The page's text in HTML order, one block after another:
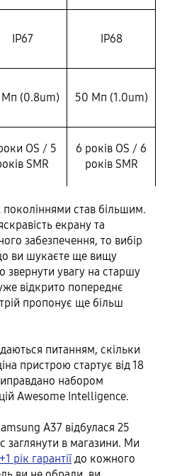
IP67 IP68
(0.8um) 50 Мп (1.0um)
OS / 5
SMR
6 років OS / 6
років SMR
став більшим.
екрану та
забезпечення, то вибір
ви шукаєте ще вищу
звернути увагу на старшу
відкрито попереднє
пропонує ще більш
питанням, скільки
пристрою стартує від 18
набором
Awesome Intelligence.
А37 відбулася 25
заглянути в магазини. Ми
+1 рік гарантії до кожного